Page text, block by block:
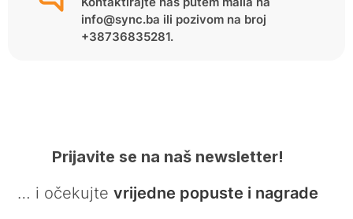
info@sync.ba ili pozivom na broj
+38736835281.
Prijavite se na naš newsletter!
… i očekujte vrijedne popuste i nagrade